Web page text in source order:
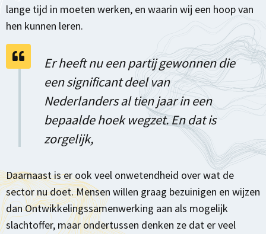
lange tijd in moeten werken, en waarin wij een hoop van
hen kunnen leren.
Er heeft nu een partij gewonnen die
een significant deel van
Nederlanders al tien jaar in een
bepaalde hoek wegzet. En dat is
zorgelijk,
Daarnaast is er ook veel onwetendheid over wat de
sector nu doet. Mensen willen graag bezuinigen en wijzen
dan Ontwikkelingssamenwerking aan als mogelijk
slachtoffer, maar ondertussen denken ze dat er veel